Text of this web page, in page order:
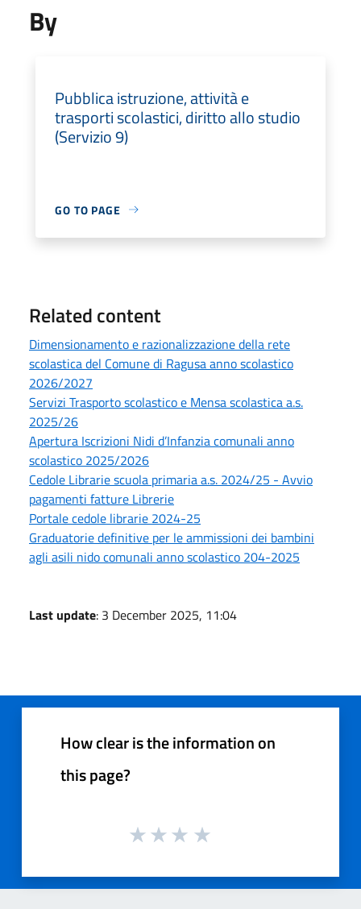
By
Pubblica istruzione, attività e
trasporti scolastici, diritto allo studio
(Servizio 9)
GO TO PAGE
Related content
Dimensionamento e razionalizzazione della rete
scolastica del Comune di Ragusa anno scolastico
2026/2027
Servizi Trasporto scolastico e Mensa scolastica a.s.
2025/26
Apertura Iscrizioni Nidi d’Infanzia comunali anno
scolastico 2025/2026
Cedole Librarie scuola primaria a.s. 2024/25 - Avvio
pagamenti fatture Librerie
Portale cedole librarie 2024-25
Graduatorie definitive per le ammissioni dei bambini
agli asili nido comunali anno scolastico 204-2025
Last update: 3 December 2025, 11:04
How clear is the information on
this page?